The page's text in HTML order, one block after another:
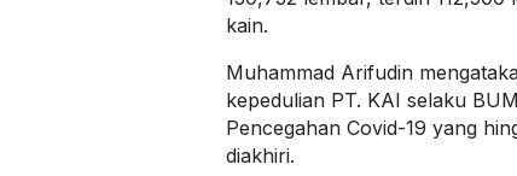
kain.
Muhammad Arifudin
kepedulian PT. KAI selaku
Pencegahan Covid-19 yang
diakhiri.